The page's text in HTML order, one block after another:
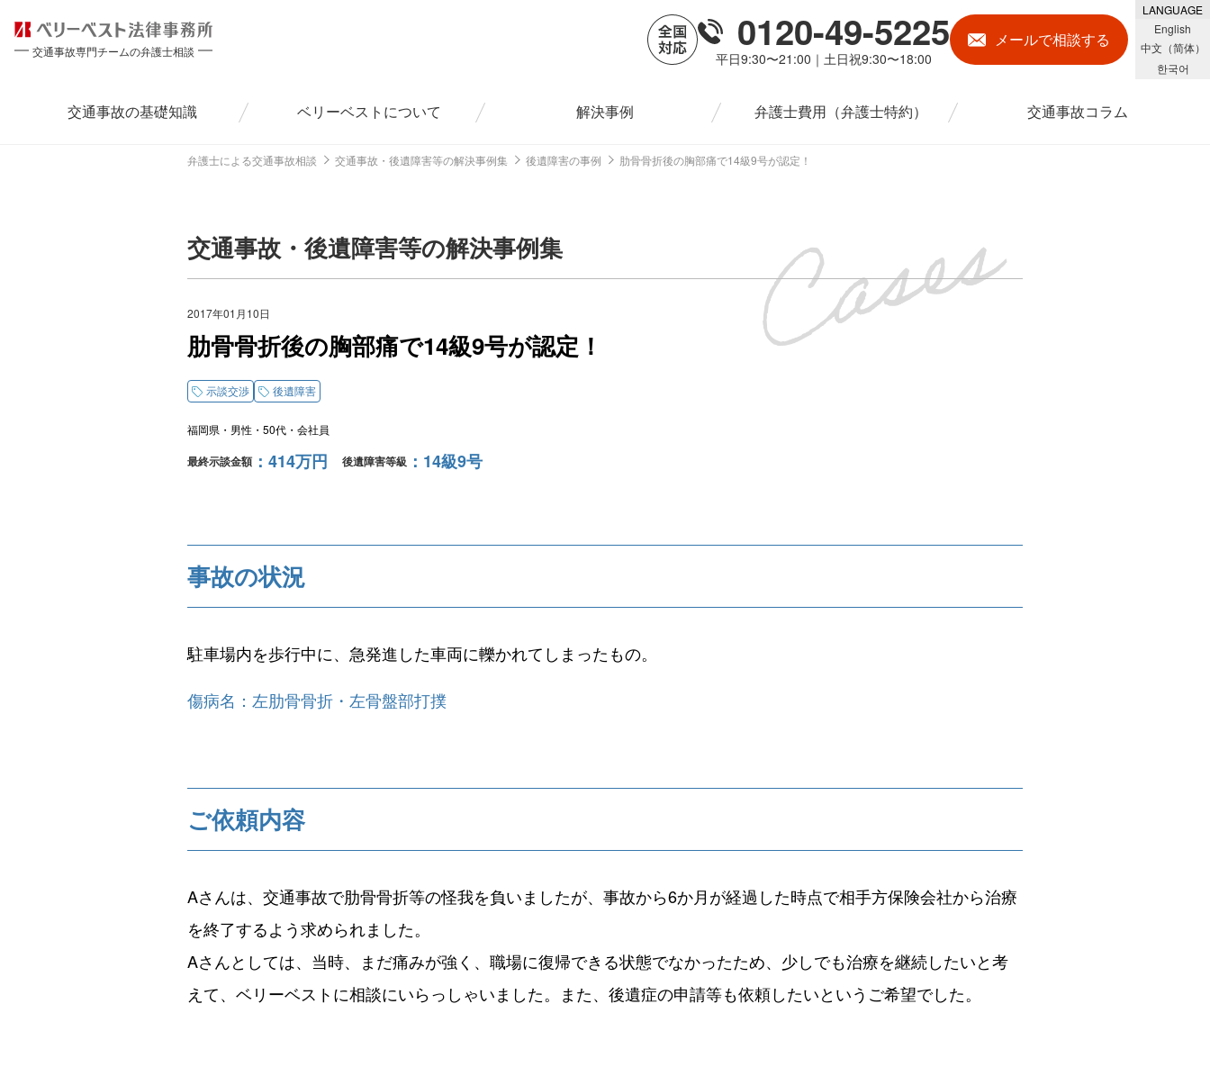
交通事故専門チームの弁護士相談 0120-49-5225
平日9:30〜21:00｜土日祝9:30〜18:00
メールで相談する
LANGUAGE
English
中文（简体）
한국어
交通事故の基礎知識 ベリーベストについて 解決事例 弁護士費用 （弁護士特約） 交通事故コラム
弁護士による交通事故相談 交通事故・後遺障害等の解決事例集 後遺障害の事例 肋骨骨折後の胸部痛で14級9号が認定！
交通事故・後遺障害等の解決事例集
2017年01月10日
肋骨骨折後の胸部痛で14級9号が認定！
示談交渉 後遺障害
福岡県 男性 50代 会社員
最終示談金額 414万円 後遺障害等級 14級9号
事故の状況
駐車場内を歩行中に、急発進した車両に轢かれてしまったもの。
傷病名：左肋骨骨折・左骨盤部打撲
ご依頼内容
Aさんは、交通事故で肋骨骨折等の怪我を負いましたが、事故から6か月が経過した時点で相手方保険会社から治療
を終了するよう求められました。
Aさんとしては、当時、まだ痛みが強く、職場に復帰できる状態でなかったため、少しでも治療を継続したいと考
えて、ベリーベストに相談にいらっしゃいました。また、後遺症の申請等も依頼したいというご希望でした。